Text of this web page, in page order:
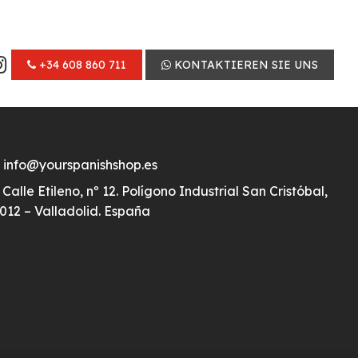
+34 608 860 711 KONTAKTIEREN SIE UNS
info@yourspanishshop.es
Calle Etileno, nº 12. Polígono Industrial San Cristóbal,
– Valladolid. España